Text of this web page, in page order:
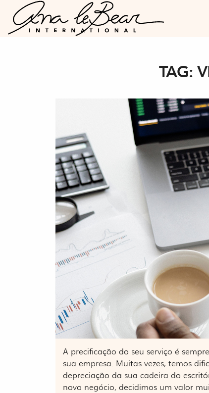
TAG:
A precificação do seu serviço é
sua empresa. Muitas vezes, temos
depreciação da sua cadeira do
novo negócio, decidimos um valor